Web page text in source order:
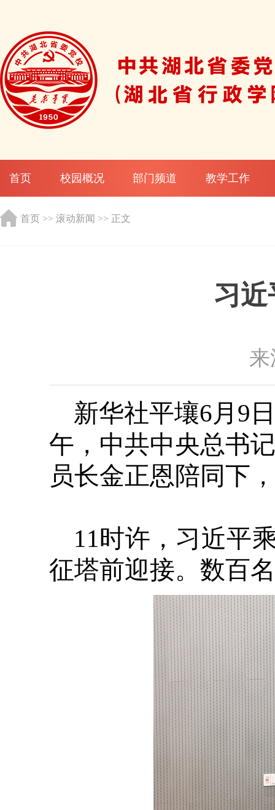
首页 校园概况 部门频道 教学工作
首页 >> 滚动新闻 >> 正文
习
新华社平壤6月9
午，中共中央总书
员长金正恩陪同下
11时许，习近平
征塔前迎接。数百